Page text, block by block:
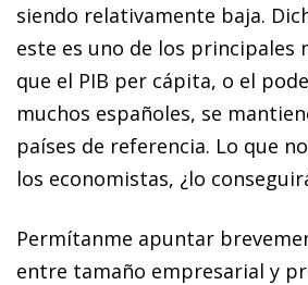
siendo relativamente baja.
este es uno de los principales
que el PIB per cápita, o el
muchos españoles, se
países de referencia. Lo que
los economistas, ¿lo
Permítanme apuntar
entre tamaño empresarial y